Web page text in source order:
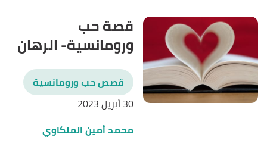
قصة حب
ورومانسية- الرهان
قصص حب ورومانسية
30 أبريل 2023
محمد أمين الملكاوي